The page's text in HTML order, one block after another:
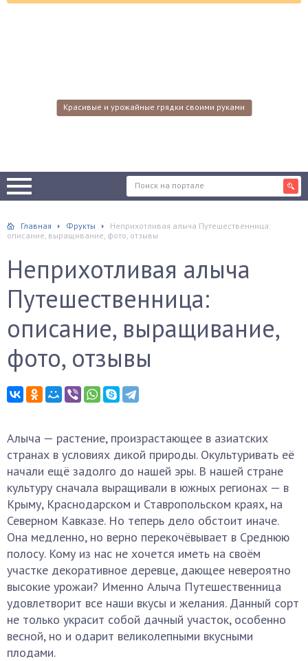
Красивые и урожайные грядки своими руками
Главная Фрукты
Неприхотливая алыча Путешественница:
описание, выращивание, фото, отзывы
Неприхотливая алыча
Путешественница:
описание, выращивание,
фото, отзывы
Алыча — растение, произрастающее в азиатских
странах в условиях дикой природы. Окультуривать её
начали ещё задолго до нашей эры. В нашей стране
культуру сначала выращивали в южных регионах — в
Крыму, Краснодарском и Ставропольском краях, на
Северном Кавказе. Но теперь дело обстоит иначе.
Она медленно, но верно перекочёвывает в Среднюю
полосу. Кому из нас не хочется иметь на своём
участке декоративное деревце, дающее невероятно
высокие урожаи? Именно Алыча Путешественница
удовлетворит все наши вкусы и желания. Данный сорт
не только украсит собой дачный участок, особенно
весной, но и одарит великолепными вкусными
плодами.